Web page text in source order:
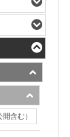
含む）